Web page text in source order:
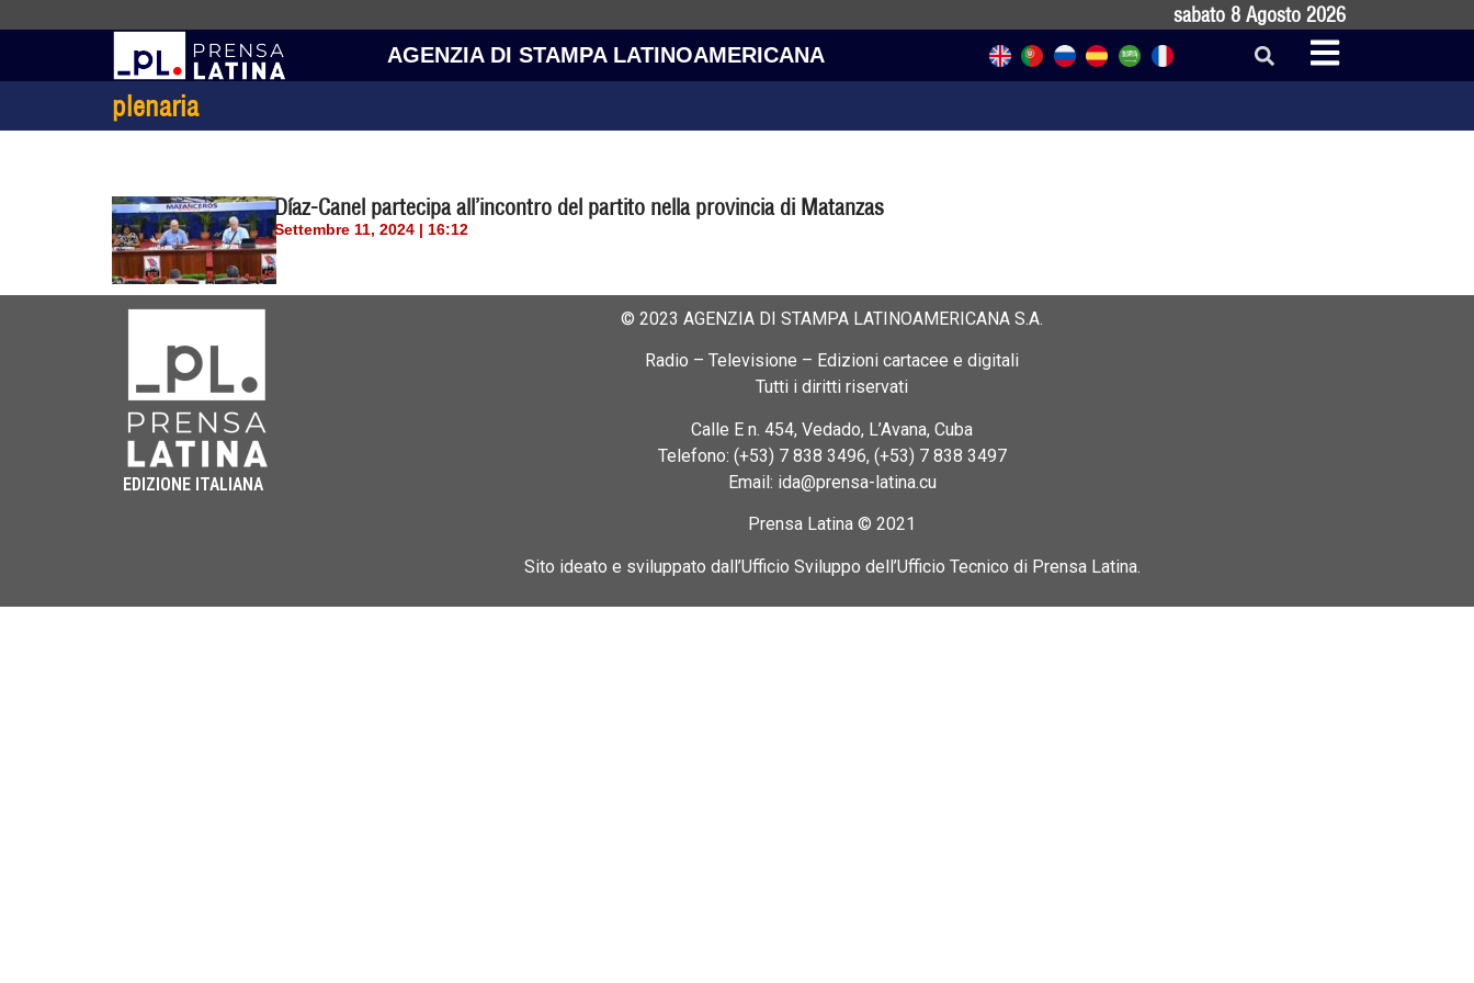
sabato 8 Agosto 2026
AGENZIA DI STAMPA LATINOAMERICANA
plenaria
Díaz-Canel partecipa all’incontro del partito nella provincia di Matanzas
Settembre 11, 2024 | 16:12
EDIZIONE ITALIANA
© 2023 AGENZIA DI STAMPA LATINOAMERICANA S.A.
Radio – Televisione – Edizioni cartacee e digitali
Tutti i diritti riservati
Calle E n. 454, Vedado, L’Avana, Cuba
Telefono: (+53) 7 838 3496, (+53) 7 838 3497
Email: ida@prensa-latina.cu
Prensa Latina © 2021
Sito ideato e sviluppato dall’Ufficio Sviluppo dell’Ufficio Tecnico di Prensa Latina.